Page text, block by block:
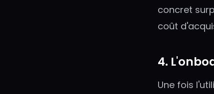
concret
coût
4.
Une fois